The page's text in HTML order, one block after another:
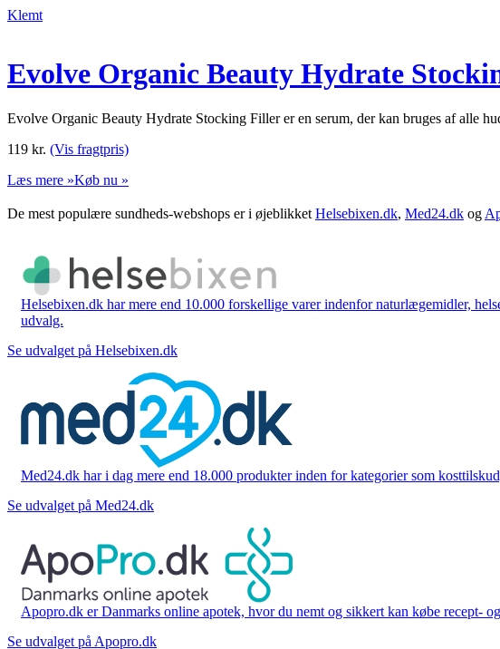
Klemt
Evolve Organic Beauty Hydrate
Evolve Organic Beauty Hydrate Stocking Filler er en serum, der kan bruges af alle
119 kr. (Vis fragtpris)
Læs mere »Køb nu »
De mest populære sundheds-webshops er i øjeblikket Helsebixen.dk, Med24.dk og
Helsebixen.dk har mere end 10.000 forskellige varer indenfor naturlægemidler,
udvalg.
Se udvalget på Helsebixen.dk
Med24.dk har i dag mere end 18.000 produkter inden for kategorier som
Se udvalget på Med24.dk
Apopro.dk er Danmarks online apotek, hvor du nemt og sikkert kan købe recept-
Se udvalget på Apopro.dk